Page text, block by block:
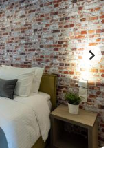
to
get
the
keyboard
shortcuts
changing
dates.